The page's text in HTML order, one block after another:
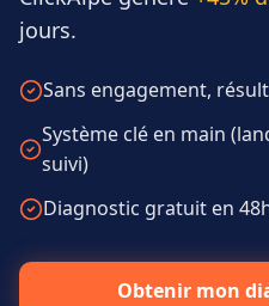
jours.
Sans engagement,
Système clé en main
suivi)
Diagnostic gratuit en
Obtenir mon